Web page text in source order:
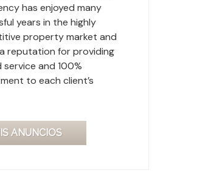
has enjoyed many
years in the highly
property market and
reputation for providing
service and 100%
to each client’s
ANUNCIOS